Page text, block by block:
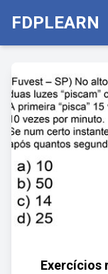
FDPLEARN
Exercícios